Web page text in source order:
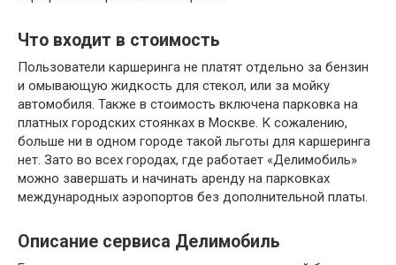
Что входит в стоимость
Пользователи каршеринга не платят отдельно за бензин
и омывающую жидкость для стекол, или за мойку
автомобиля. Также в стоимость включена парковка на
платных городских стоянках в Москве. К сожалению,
больше ни в одном городе такой льготы для каршеринга
нет. Зато во всех городах, где работает «Делимобиль»
можно завершать и начинать аренду на парковках
международных аэропортов без дополнительной платы.
Описание сервиса Делимобиль